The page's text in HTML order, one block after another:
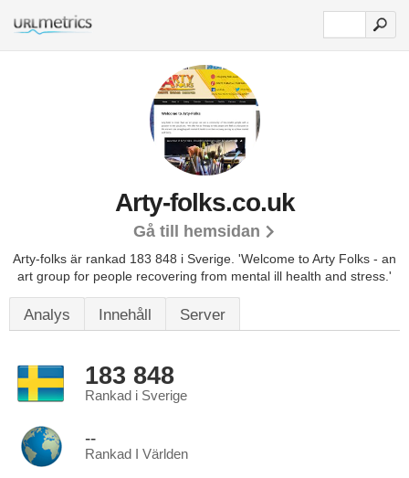
Arty-folks.co.uk
Gå till hemsidan
Arty-folks är rankad 183 848 i Sverige. 'Welcome to Arty Folks - an
art group for people recovering from mental ill health and stress.'
Analys Innehåll Server
183 848
Rankad i Sverige
--
Rankad I Världen